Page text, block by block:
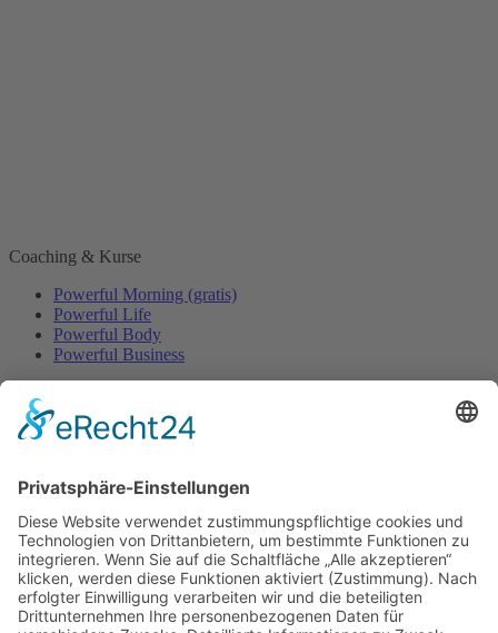
Coaching & Kurse
Powerful Morning (gratis)
Powerful Life
Powerful Body
Powerful Business
Event-Übersicht
Über mich
Mit mir arbeiten
Gratis
Podcast
Shop